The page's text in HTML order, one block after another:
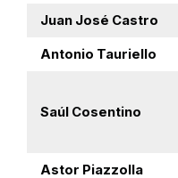
Juan José Castro
Antonio Tauriello
Saúl Cosentino
Astor Piazzolla